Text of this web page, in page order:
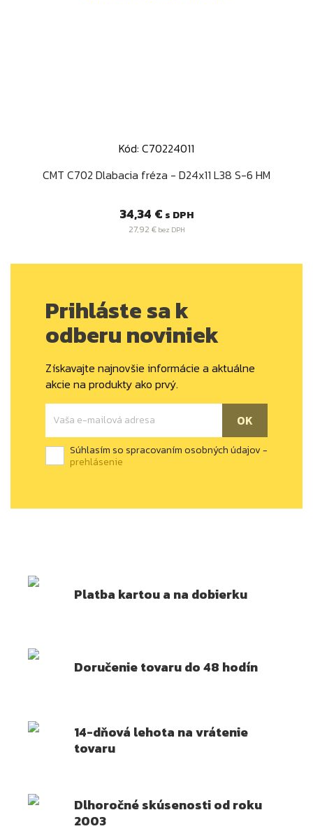
Kód: C70224011
CMT C702 Dlabacia fréza - D24x11 L38 S-6 HM
Cena
34,34 € s DPH
27,92 €bez DPH
Prihláste sa k
odberu noviniek
Získavajte najnovšie informácie a aktuálne
akcie na produkty ako prvý.
Súhlasím so spracovaním osobných údajov -
prehlásenie
Platba kartou a na dobierku
Doručenie tovaru do 48 hodín
14-dňová lehota na vrátenie
tovaru
Dlhoročné skúsenosti od roku
2003